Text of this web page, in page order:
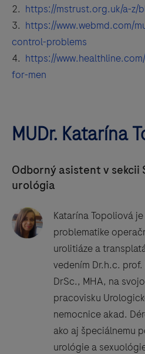
https://mstrust.org.uk/a-z/
https://www.webmd.com/
control-problems
https://
for-men
MUDr. Katarína
Odborný asistent v sekcii
urológia
Katarína Topoliová
problematike
urolitiáze a
vedením Dr.h.c. prof.
DrSc., MHA, na
pracovisku
nemocnice akad.
ako aj špeciálnemu
urológie a